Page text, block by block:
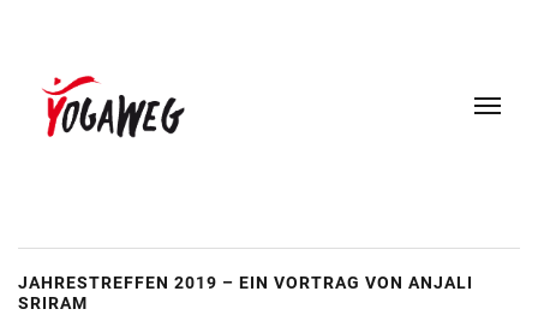
JAHRESTREFFEN 2019 – EIN VORTRAG VON ANJALI
SRIRAM